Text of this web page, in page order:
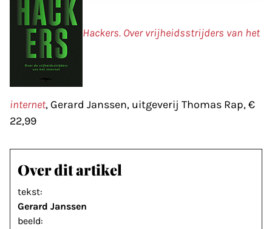
Hackers. Over vrijheidsstrijders van het
internet, Gerard Janssen, uitgeverij Thomas Rap, €
22,99
Over dit artikel
tekst:
Gerard Janssen
beeld: